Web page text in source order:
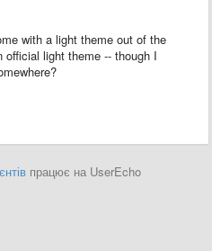
with a light theme out of the
official light theme -- though I
працює на UserEcho